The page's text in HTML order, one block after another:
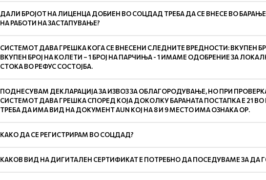
ДАЛИ БРОЈОТ НА ЛИЦЕНЦА ДОБИЕН ВО СОЦДАД ТРЕБА ДА СЕ ВНЕСЕ ВО
НА РАБОТИ НА ЗАСТАПУВАЊЕ?
СИСТЕМОТ ДАВА ГРЕШКА КОГА СЕ ВНЕСЕНИ СЛЕДНИТЕ ВРЕДНОСТИ: ВКУПЕН
ВКУПЕН БРОЈ НА КОЛЕТИ – 1 БРОЈ НА ПАРЧИЊА - 1 ИМАМЕ ОДОБРЕНИЕ ЗА
СТОКА ВО РЕФУС СОСТОЈБА.
ПОДНЕСУВАМ ДЕКЛАРАЦИЈА ЗА ИЗВОЗ ЗА ОБЛАГОРОДУВАЊЕ, НО ПРИ
СИСТЕМОТ ДАВА ГРЕШКА СПОРЕД КОЈА ДОКОЛКУ БАРАНАТА ПОСТАПКА Е 21
ТРЕБА ДА ИМА ВИД НА ДОКУМЕНТ AUN КОЈ НА 8 И 9 МЕСТО ИМА ОЗНАКА ОР.
КАКО ДА СЕ РЕГИСТРИРАМ ВО СОЦДАД?
КАКОВ ВИД НА ДИГИТАЛЕН СЕРТИФИКАТ Е ПОТРЕБНО ДА ПОСЕДУВАМЕ ЗА ДА